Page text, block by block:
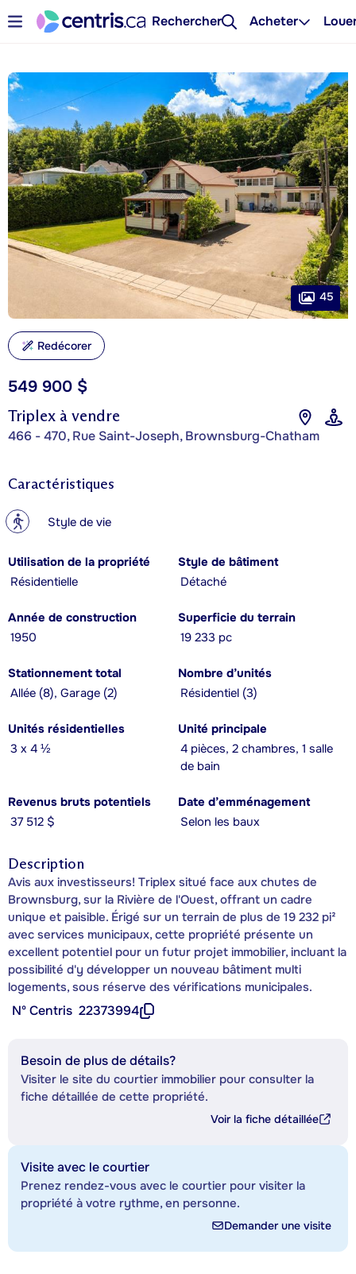
Rechercher Acheter
Triplex à vendre
466 - 470, Rue Saint-Joseph, Brownsburg-Chatham
549 900 $
45
Redécorer
Caractéristiques
? Style de vie
Utilisation de la propriété
Résidentielle
Style de bâtiment
Détaché
Année de construction
1950
Superficie du terrain
19 233 pc
Stationnement total
Allée (8), Garage (2)
Nombre d’unités
Résidentiel (3)
Unités résidentielles
3 x 4 ½
Unité principale
4 pièces, 2 chambres, 1 salle
de bain
Revenus bruts potentiels
37 512 $
Date d’emménagement
Selon les baux
Description
Avis aux investisseurs! Triplex situé face aux chutes de
Brownsburg, sur la Rivière de l'Ouest, offrant un cadre
unique et paisible. Érigé sur un terrain de plus de 19 232 pi²
avec services municipaux, cette propriété présente un
excellent potentiel pour un futur projet immobilier, incluant la
possibilité d'y développer un nouveau bâtiment multi
logements, sous réserve des vérifications municipales.
Nº Centris 22373994
Besoin de plus de détails?
Visiter le site du courtier immobilier pour consulter la
fiche détaillée de cette propriété.
Voir la fiche détaillée
Visite avec le courtier
Prenez rendez-vous avec le courtier pour visiter la
propriété à votre rythme, en personne.
Demander une visite